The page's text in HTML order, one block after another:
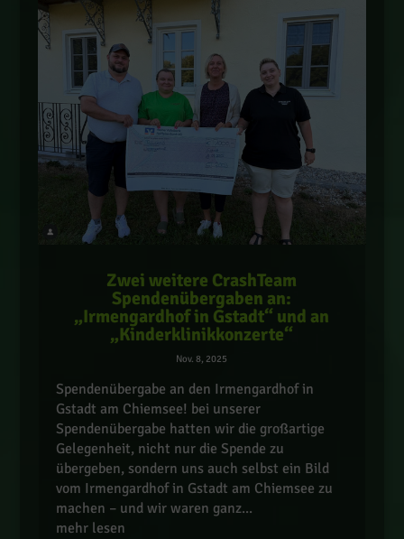
Zwei weitere CrashTeam
Spendenübergaben an:
„Irmengardhof in Gstadt“ und an
„Kinderklinikkonzerte“
Nov. 8, 2025
Spendenübergabe an den Irmengardhof in
Gstadt am Chiemsee! bei unserer
Spendenübergabe hatten wir die großartige
Gelegenheit, nicht nur die Spende zu
übergeben, sondern uns auch selbst ein Bild
vom Irmengardhof in Gstadt am Chiemsee zu
machen – und wir waren ganz...
mehr lesen